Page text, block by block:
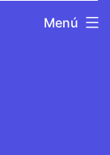
Menú